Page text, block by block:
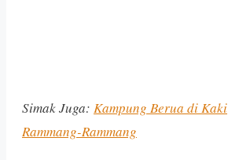
Simak Juga: Kampung Berua di Kaki
Rammang-Rammang